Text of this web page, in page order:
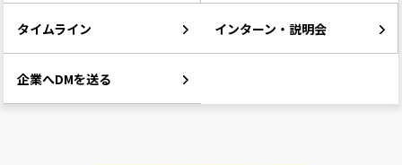
タイムライン インターン・説明会
企業へDMを送る